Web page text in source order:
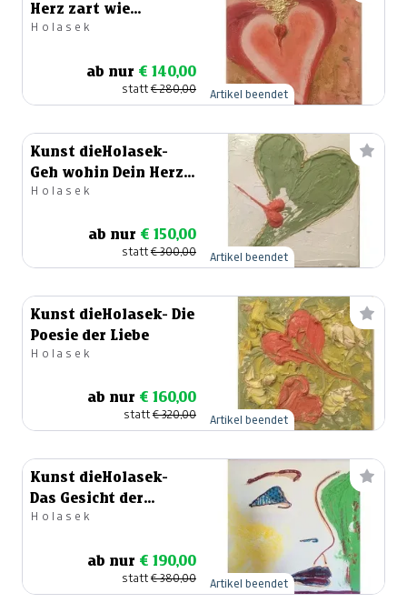
Herz zart wie
Himbeersahne
Holasek
ab nur € 140,00
statt€ 280,00 Artikel beendet
Kunst dieHolasek-
Geh wohin Dein Herz
Dich trägt
Holasek
ab nur € 150,00
statt€ 300,00 Artikel beendet
Kunst dieHolasek- Die
Poesie der Liebe
Holasek
ab nur € 160,00
statt€ 320,00 Artikel beendet
Kunst dieHolasek-
Das Gesicht der
Eleganz
Holasek
ab nur € 190,00
statt€ 380,00 Artikel beendet